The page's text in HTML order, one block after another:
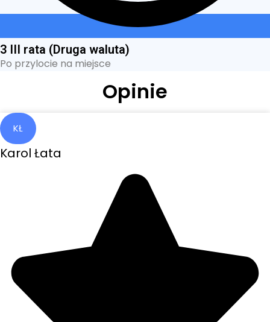
3 III rata (Druga waluta)
Po przylocie na miejsce
Opinie
KŁ
Karol Łata